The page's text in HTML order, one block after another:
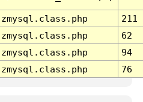
211
62
94
76